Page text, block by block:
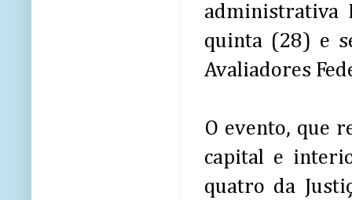
administrativa
quinta (28) e
Avaliadores
O evento, que
capital e
quatro da